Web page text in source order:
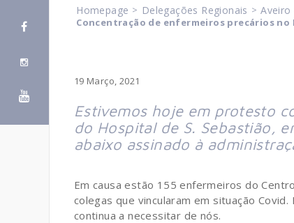
Homepage > Delegações Regionais > Aveiro
Concentração de enfermeiros precários no
19 Março, 2021
Estivemos hoje em protesto
do Hospital de S. Sebastião,
abaixo assinado à
Em causa estão 155 enfermeiros do
colegas que vincularam em situação
continua a necessitar de nós.